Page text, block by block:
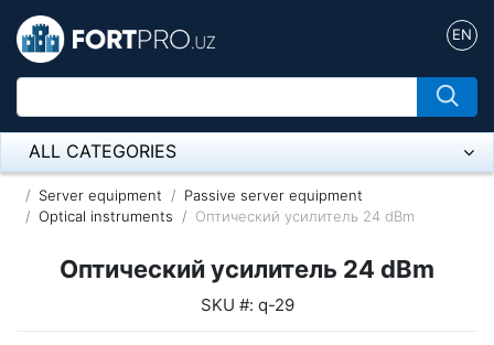
EN
ALL CATEGORIES
Микрофон
Server equipment
Passive server equipment
Optical instruments
Оптический усилитель 24 dBm
Оптический усилитель 24 dBm
SKU #: q-29